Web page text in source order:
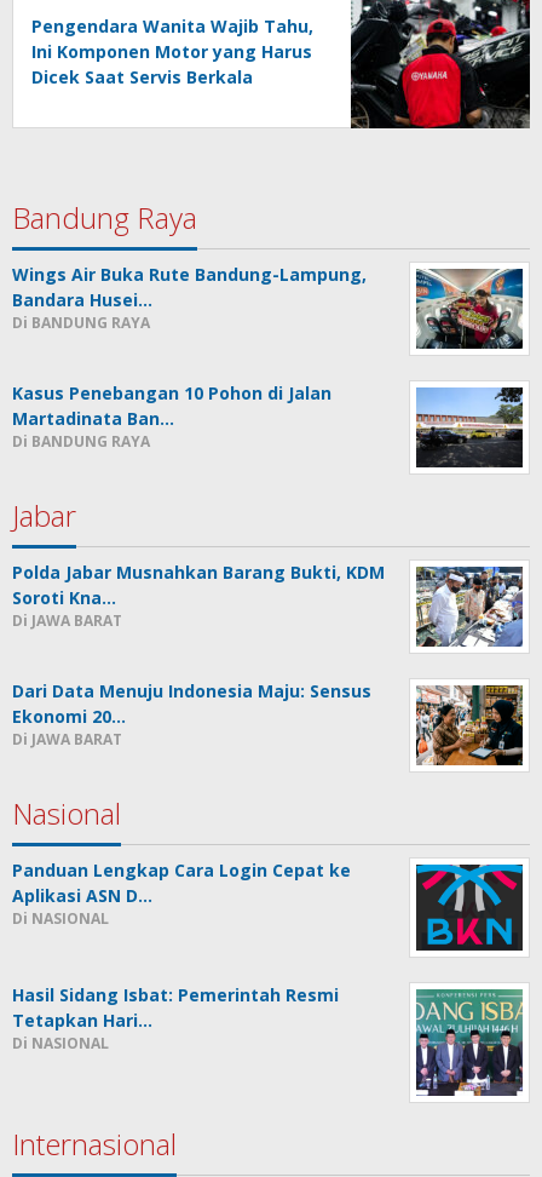
Pengendara Wanita Wajib Tahu,
Ini Komponen Motor yang Harus
Dicek Saat Servis Berkala
Bandung Raya
Wings Air Buka Rute Bandung-Lampung,
Bandara Husei…
Di BANDUNG RAYA
Kasus Penebangan 10 Pohon di Jalan
Martadinata Ban…
Di BANDUNG RAYA
Jabar
Polda Jabar Musnahkan Barang Bukti, KDM
Soroti Kna…
Di JAWA BARAT
Dari Data Menuju Indonesia Maju: Sensus
Ekonomi 20…
Di JAWA BARAT
Nasional
Panduan Lengkap Cara Login Cepat ke
Aplikasi ASN D…
Di NASIONAL
Hasil Sidang Isbat: Pemerintah Resmi
Tetapkan Hari…
Di NASIONAL
Internasional